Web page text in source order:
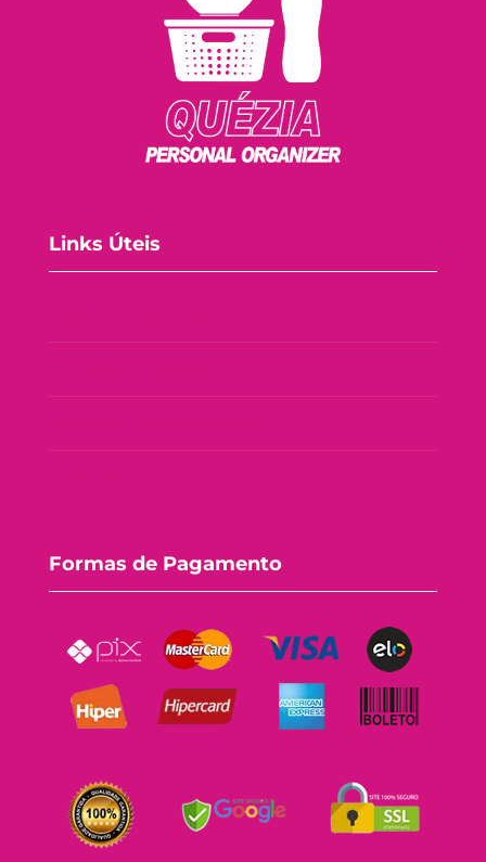
Links Úteis
Formas de Pagamento